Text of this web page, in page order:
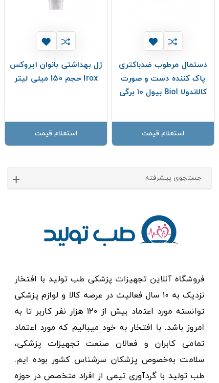
دستمال مرطوب ضدباکتری
پاک کننده دست و صورت
کالاندولا Biol بیول 10 برگی
استعلام قیمت
ژل بهداشتی بانوان ایروکس
Irox حجم 150 میلی لیتر
استعلام قیمت
جستجوی پیشرفته
فروشگاه آنلاین تجهیزات پزشکی طب تولید با افتخار
نزدیک به ۱۰ سال فعالیت در عرصه کالا و لوازم پزشکی
توانسته مورد اعتماد بیش از ۱۲۰ هزار نفر کاربر تا به
امروز باشد. با افتخار به خود میبالیم که مورد اعتماد
تمامی کابران و فعالان صنعت تجهیزات پزشکی،
سلامت به‌خصوص پزشکان سرشناس کشور بوده ایم.
طب تولید با گردآوری تیمی از افراد متخصص در حوزه